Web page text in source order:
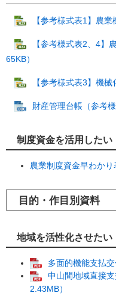
【参考様式表1】農
【参考様式表2、4】
65KB）
【参考様式表3】機
財産管理台帳（参考
制度資金を活用したい
農業制度資金早わかり
目的・作目別資料
地域を活性化させたい
多面的機能支払
中山間地域直接
2.43MB）